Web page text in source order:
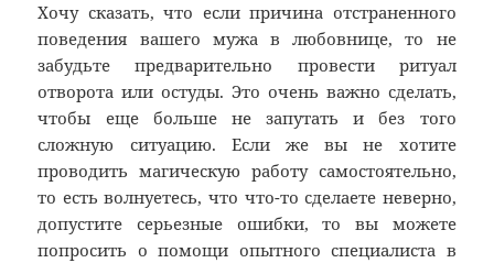
Хочу сказать, что если причина отстраненного
поведения вашего мужа в любовнице, то не
забудьте предварительно провести ритуал
отворота или остуды. Это очень важно сделать,
чтобы еще больше не запутать и без того
сложную ситуацию. Если же вы не хотите
проводить магическую работу самостоятельно,
то есть волнуетесь, что что-то сделаете неверно,
допустите серьезные ошибки, то вы можете
попросить о помощи опытного специалиста в